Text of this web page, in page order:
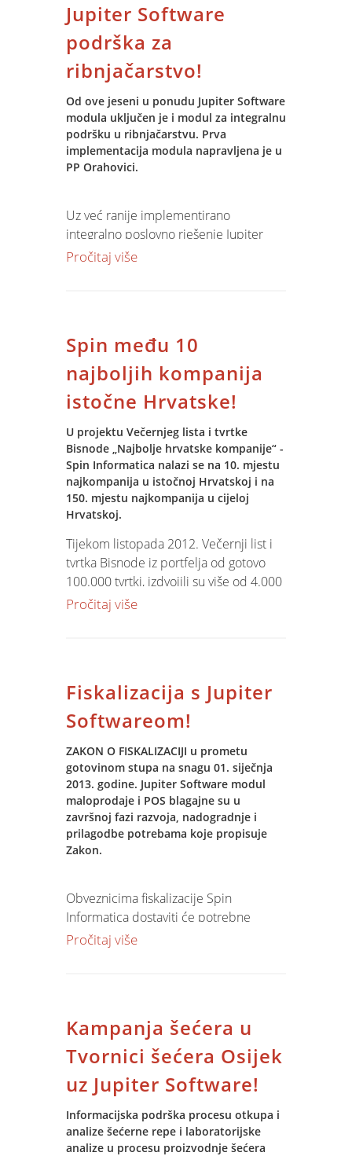
studenom izradom studije izvodljivosti,
a nastaviti će se prijenosom podataka iz
postojećeg sustava, customizacijom
parametara, obukom, konzaltingom i
upravljanje projektima. Očekivano
trajanje projekta je 180 dana.
U procesu izvođenja projekta
pripreme planova izvođenja projekta,
upravljanja rizicima, praćenja izvođenja,
kontrolnih točaka (milestones),
Jupiter Software
podrška za
ribnjačarstvo!
Od ove jeseni u ponudu Jupiter Software
modula uključen je i modul za integralnu
podršku u ribnjačarstvu. Prva
implementacija modula napravljena je u
PP Orahovici.
Uz već ranije implementirano
integralno poslovno rješenje Jupiter
Software u PP Orahovici sa
odgovarajućim Jupiter Software
modulima.
U PP Orahovici, više od 3.000 ha
proizvodnju koja sve faze proizvodnje
slatkovodne ribe (šarana, štuke, smuđa,
crvenperke, deverike, soma, amura,
tolstobik i linjak) prati uz Jupiter
Software module.
Promet ribe prati se unutar ribnjaka
kao i eksterni promet ribe. Posebni
kao i o svim parametrima koji utječu na
određenog broja godina moglo doći do
raznih podataka koje Jupiter Software
omogućava.
Temeljem evidencije svih tehnoloških i
prometnih podataka, mogu se dobiti
izvještaji o stanju svake table, stanju
ribe po vrstama i kategorijama,
procjene prirasta ribe i trenutnog
procijenjenog stanja ribe , trenutnom
prirastu, utrošku i konverziji hrane po
ribe. Također, prilikom završetka
proizvodnog ciklusa i izlova ribe
moguće je iskazati i cijenu proizvodnje
svake pojedine vrste i kategorije ribe.
Pročitaj više
Spin među 10
najboljih kompanija
istočne Hrvatske!
U projektu Večernjeg lista i tvrtke
Bisnode „Najbolje hrvatske kompanije“ -
Spin Informatica nalazi se na 10. mjestu
najkompanija u istočnoj Hrvatskoj i na
150. mjestu najkompanija u cijeloj
Hrvatskoj.
Tijekom listopada 2012. Večernji list i
tvrtka Bisnode iz portfelja od gotovo
100.000 tvrtki, izdvojili su više od 4.000
tvrtki koje zadovoljavaju kriterije
Hrvatskoj i po regijama (istočna,
sjeverozapadna, središnja, primorje,
Istra i Lika, južna te grad Zagreb).
Pročitaj više
Fiskalizacija s Jupiter
Softwareom!
ZAKON O FISKALIZACIJI u prometu
gotovinom stupa na snagu 01. siječnja
2013. godine. Jupiter Software modul
maloprodaje i POS blagajne su u
završnoj fazi razvoja, nadogradnje i
prilagodbe potrebama koje propisuje
Zakon.
Obveznicima fiskalizacije Spin
Informatica dostaviti će potrebne
upute i osigurati nesmetanu i laku
blagajne dobiti bez dodatnih troškova (
prema ugovoru o support- u) , dok je
implementacija istog u okviru
proširenoglicenčnog support-a.
Pročitaj više
Kampanja šećera u
Tvornici šećera Osijek
uz Jupiter Software!
Informacijska podrška procesu otkupa i
analize šećerne repe i laboratorijske
analize u procesu proizvodnje šećera